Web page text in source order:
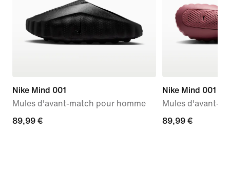
Nike Mind 001
Mules d'avant-match pour homme
89,99 €
89,99 €
Nike Mind 001
Mules d'avant-
89,99 €
89,99 €